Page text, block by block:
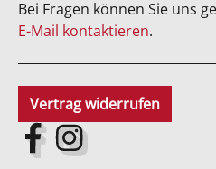
Bei Fragen können Sie uns
E-Mail kontaktieren.
Vertrag widerrufen